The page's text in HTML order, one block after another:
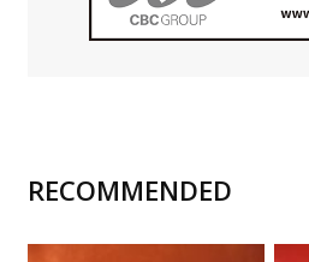
RECOMMENDED